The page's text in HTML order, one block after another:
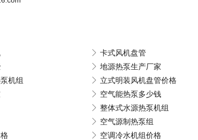
卡式风机盘管
地源热泵生产厂家
机组
立式明装风机盘管价格
空气能热泵多少钱
整体式水源热泵机组
空气源制热泵组
空调冷水机组价格